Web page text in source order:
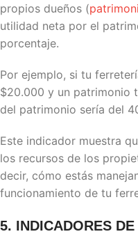
propios dueños (
utilidad neta por el
porcentaje.
Por ejemplo, si tu
$20.000 y un patrimonio
del patrimonio sería del
Este indicador muestra
los recursos de los
decir, cómo estás
funcionamiento de tu
5. INDICADORES